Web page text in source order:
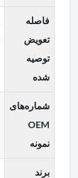
فاصله
تعویض
توصیه
شده
شماره‌های
OEM
نمونه
برند